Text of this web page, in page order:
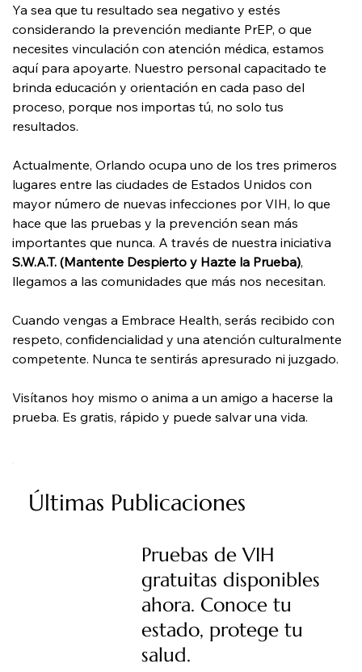
Ya sea que tu resultado sea negativo y estés
considerando la prevención mediante PrEP, o que
necesites vinculación con atención médica, estamos
aquí para apoyarte. Nuestro personal capacitado te
brinda educación y orientación en cada paso del
proceso, porque nos importas tú, no solo tus
resultados.
Actualmente, Orlando ocupa uno de los tres primeros
lugares entre las ciudades de Estados Unidos con
mayor número de nuevas infecciones por VIH, lo que
hace que las pruebas y la prevención sean más
importantes que nunca. A través de nuestra iniciativa
S.W.A.T. (Mantente Despierto y Hazte la Prueba),
llegamos a las comunidades que más nos necesitan.
Cuando vengas a Embrace Health, serás recibido con
respeto, confidencialidad y una atención culturalmente
competente. Nunca te sentirás apresurado ni juzgado.
Visítanos hoy mismo o anima a un amigo a hacerse la
prueba. Es gratis, rápido y puede salvar una vida.
Últimas Publicaciones
Pruebas de VIH
gratuitas disponibles
ahora. Conoce tu
estado, protege tu
salud.